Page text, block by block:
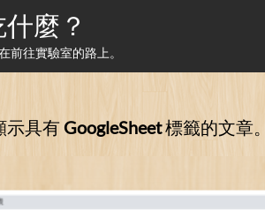
麼？
前往實驗室的路上。
示具有 GoogleSheet標籤的文章。